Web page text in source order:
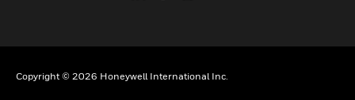
Copyright © 2026 Honeywell International Inc.